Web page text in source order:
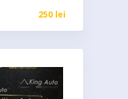
250 lei